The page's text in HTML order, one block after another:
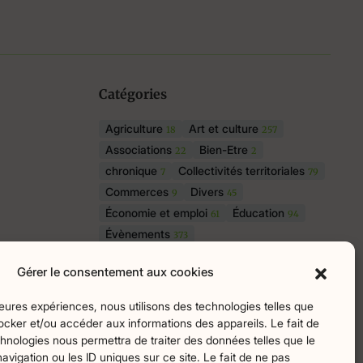
Gérer le consentement aux cookies
expériences, nous utilisons des technologies telles que
et/ou accéder aux informations des appareils. Le fait de
nous permettra de traiter des données telles que le
ou les ID uniques sur ce site. Le fait de ne pas
Catégories
Agriculture 18 Art et culture 257
Associations 22 Bien-Etre 2
chronique 7 Collectivités territoriales 79
Commerces 9 Divers 45
Économie et emploi 61 Éducation 94
Évènements 373
La parole à nos lecteurs
sport27 Tourisme 19